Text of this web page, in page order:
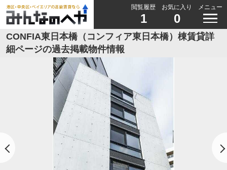
閲覧履歴
1
お気に入り
0
メニュー
CONFIA東日本橋（コンフィア東日本橋）棟賃貸詳
細ページの過去掲載物件情報